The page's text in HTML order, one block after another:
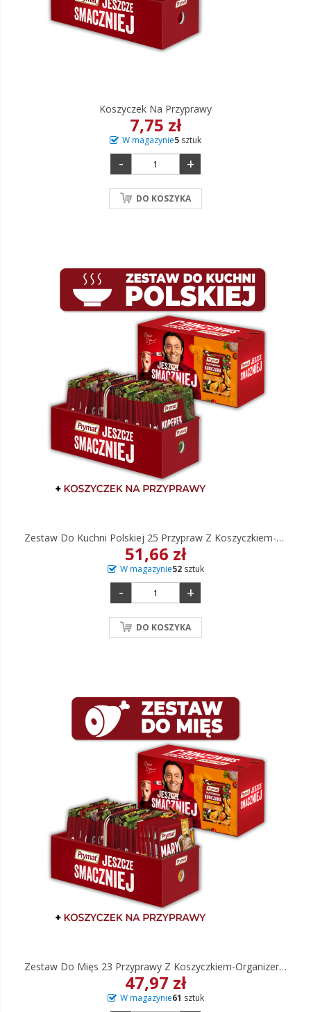
Koszyczek Na Przyprawy
7,75 zł
W magazynie5 sztuk
- +
DO KOSZYKA
Zestaw Do Kuchni Polskiej 25 Przypraw Z Koszyczkiem-Organizerem
51,66 zł
W magazynie52sztuk
- +
DO KOSZYKA
Zestaw Do Mięs 23 Przyprawy Z Koszyczkiem-Organizerem
47,97 zł
W magazynie61 sztuk